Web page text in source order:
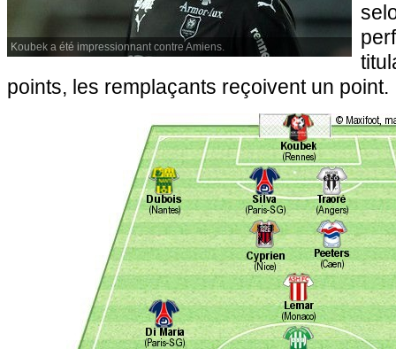
Koubek a été impressionnant contre Amiens.
points, les remplaçants reçoivent un point.